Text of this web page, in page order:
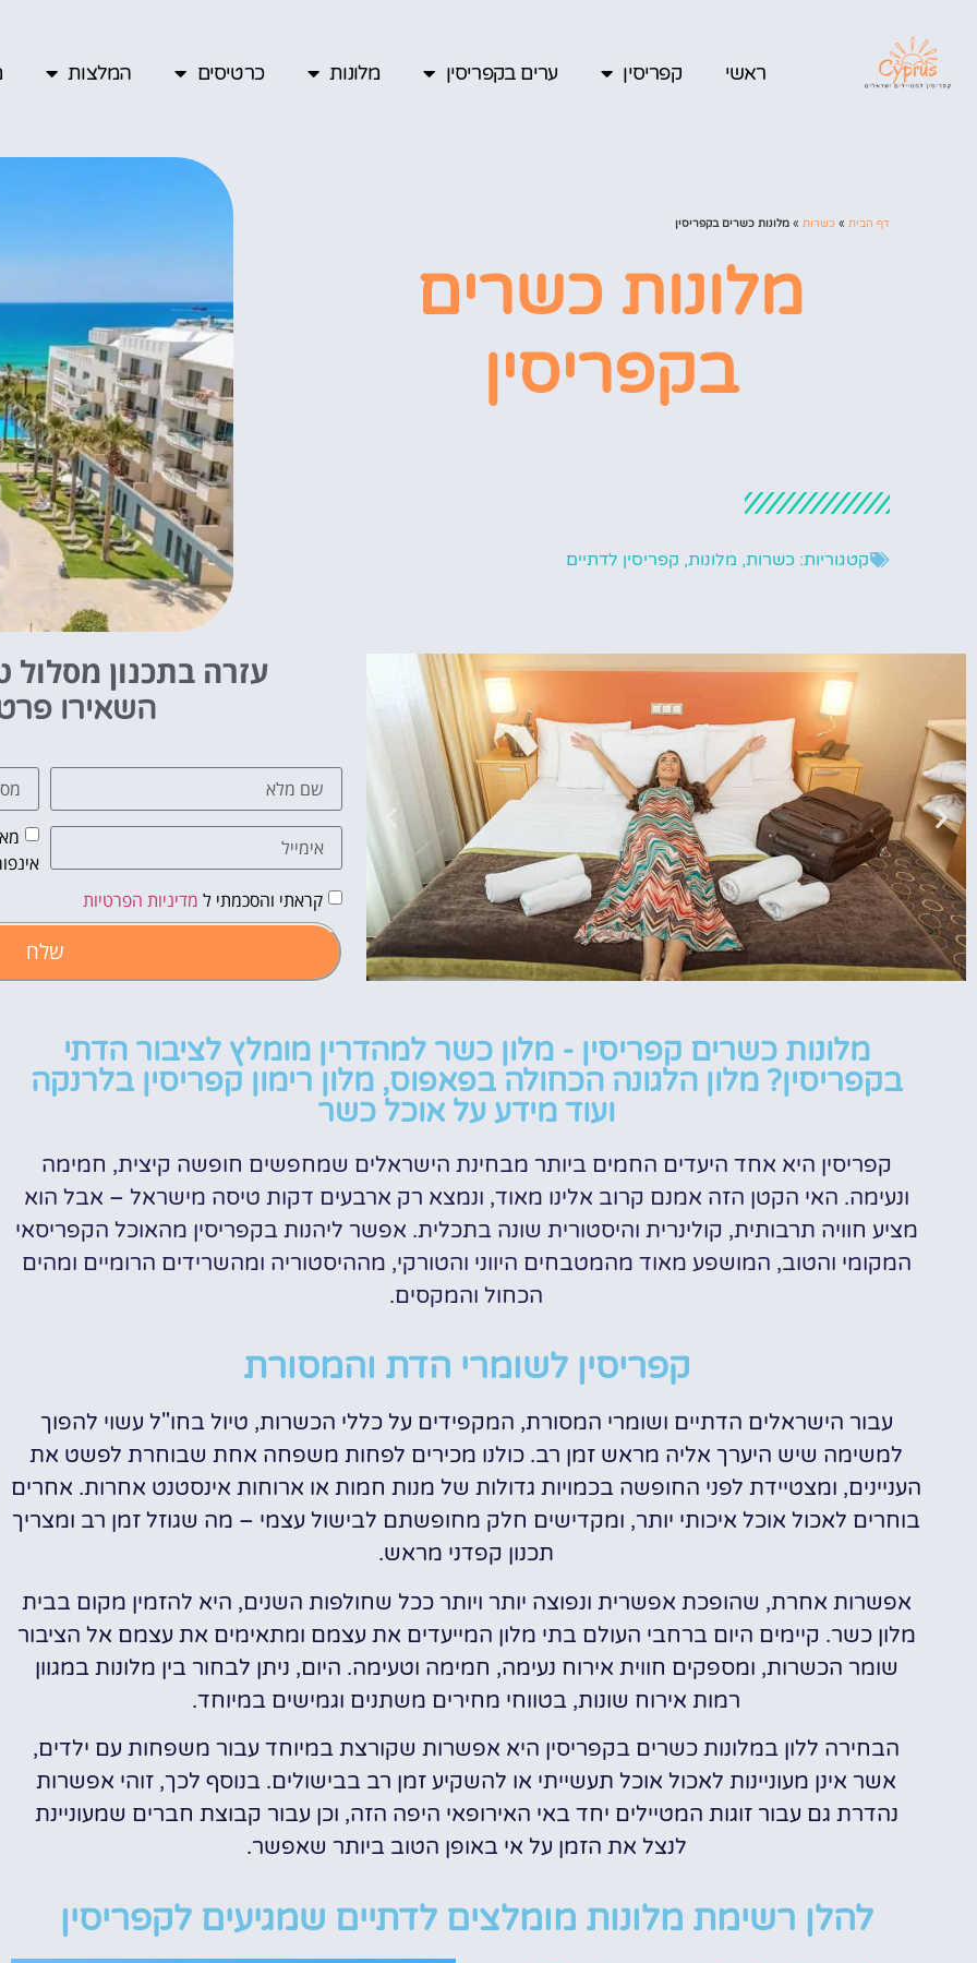
ראשי קפריסין ערים בקפריסין מלונות כרטיסים המלצות
דף הבית » כשרות » מלונות כשרים בקפריסין
מלונות כשרים
בקפריסין
קטגוריות: כשרות, מלונות, קפריסין לדתיים
מלונות
מציאת מלון
לחצו
טיסות
מציאת
לחצו
עזרה בתכנון מסלול
השאירו
קראתי והסכמתי ל מדיניות הפרטיות
שלח
מלונות כשרים קפריסין - מלון כשר למהדרין מומלץ לציבור הדתי
בקפריסין? מלון הלגונה הכחולה בפאפוס, מלון רימון קפריסין בלרנקה
ועוד מידע על אוכל כשר
קפריסין היא אחד היעדים החמים ביותר מבחינת הישראלים שמחפשים חופשה קיצית, חמימה
ונעימה. האי הקטן הזה אמנם קרוב אלינו מאוד, ונמצא רק ארבעים דקות טיסה מישראל – אבל הוא
מציע חוויה תרבותית, קולינרית והיסטורית שונה בתכלית. אפשר ליהנות בקפריסין מהאוכל הקפריסאי
המקומי והטוב, המושפע מאוד מהמטבחים היווני והטורקי, מההיסטוריה ומהשרידים הרומיים ומהים
הכחול והמקסים.
קפריסין לשומרי הדת והמסורת
עבור הישראלים הדתיים ושומרי המסורת, המקפידים על כללי הכשרות, טיול בחו"ל עשוי להפוך
למשימה שיש היערך אליה מראש זמן רב. כולנו מכירים לפחות משפחה אחת שבוחרת לפשט את
העניינים, ומצטיידת לפני החופשה בכמויות גדולות של מנות חמות או ארוחות אינסטנט אחרות. אחרים
בוחרים לאכול אוכל איכותי יותר, ומקדישים חלק מחופשתם לבישול עצמי – מה שגוזל זמן רב ומצריך
תכנון קפדני מראש.
אפשרות אחרת, שהופכת אפשרית ונפוצה יותר ויותר ככל שחולפות השנים, היא להזמין מקום בבית
מלון כשר. קיימים היום ברחבי העולם בתי מלון המייעדים את עצמם ומתאימים את עצמם אל הציבור
שומר הכשרות, ומספקים חווית אירוח נעימה, חמימה וטעימה. היום, ניתן לבחור בין מלונות במגוון
רמות אירוח שונות, בטווחי מחירים משתנים וגמישים במיוחד.
הבחירה ללון במלונות כשרים בקפריסין היא אפשרות שקורצת במיוחד עבור משפחות עם ילדים,
אשר אינן מעוניינות לאכול אוכל תעשייתי או להשקיע זמן רב בבישולים. בנוסף לכך, זוהי אפשרות
נהדרת גם עבור זוגות המטיילים יחד באי האירופאי היפה הזה, וכן עבור קבוצת חברים שמעוניינת
לנצל את הזמן על אי באופן הטוב ביותר שאפשר.
להלן רשימת מלונות מומלצים לדתיים שמגיעים לקפריסין